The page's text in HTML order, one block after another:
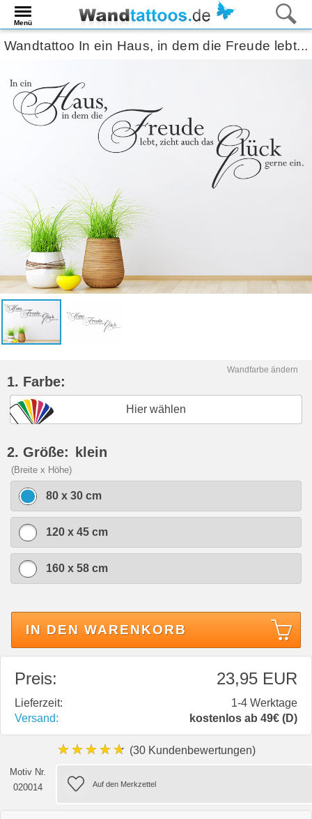
Menü
Wandtattoo In ein Haus, in dem die Freude lebt...
Wandfarbe ändern
1. Farbe:
Hier wählen
2. Größe: klein
(Breite x Höhe)
80 x 30 cm
120 x 45 cm
160 x 58 cm
IN DEN WARENKORB
Preis: 23,95 EUR
Lieferzeit:
1-4 Werktage
Versand:
kostenlos ab 49€ (D)
★★★★★ (30 Kundenbewertungen)
Motiv Nr.
020014